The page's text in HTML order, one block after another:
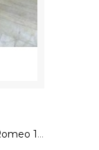
Antriebswelle Gelenkwelle Alfa Romeo 147 links Fahrerseite